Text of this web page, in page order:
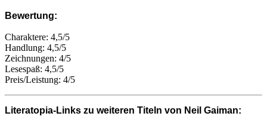
Bewertung:
Charaktere: 4,5/5
Handlung: 4,5/5
Zeichnungen: 4/5
Lesespaß: 4,5/5
Preis/Leistung: 4/5
Literatopia-Links zu weiteren Titeln von Neil Gaiman: